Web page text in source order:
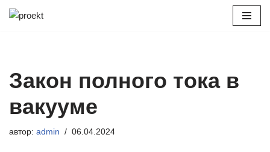
Закон полного тока в
вакууме
автор: admin 06.04.2024